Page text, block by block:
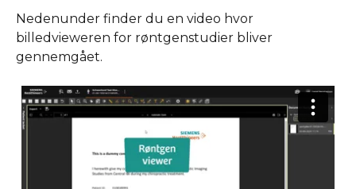
Nedenunder finder du en video hvor
billedvieweren for røntgenstudier bliver
gennemgået.